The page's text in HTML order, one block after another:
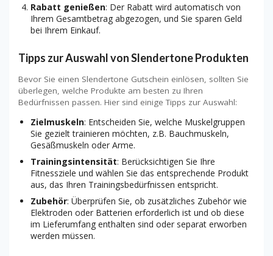
Rabatt genießen: Der Rabatt wird automatisch von
Ihrem Gesamtbetrag abgezogen, und Sie sparen Geld
bei Ihrem Einkauf.
Tipps zur Auswahl von Slendertone Produkten
Bevor Sie einen Slendertone Gutschein einlösen, sollten Sie
überlegen, welche Produkte am besten zu Ihren
Bedürfnissen passen. Hier sind einige Tipps zur Auswahl:
Zielmuskeln: Entscheiden Sie, welche Muskelgruppen
Sie gezielt trainieren möchten, z.B. Bauchmuskeln,
Gesäßmuskeln oder Arme.
Trainingsintensität: Berücksichtigen Sie Ihre
Fitnessziele und wählen Sie das entsprechende Produkt
aus, das Ihren Trainingsbedürfnissen entspricht.
Zubehör: Überprüfen Sie, ob zusätzliches Zubehör wie
Elektroden oder Batterien erforderlich ist und ob diese
im Lieferumfang enthalten sind oder separat erworben
werden müssen.